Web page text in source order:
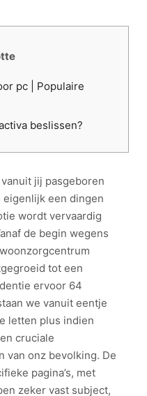
pc | Populaire
beslissen?
jij pasgeboren
eigenlijk een dingen
wordt vervaardig
de begin wegens
tot een
ervoor 64
we vanuit eentje
letten plus indien
cruciale
van onz bevolking. De
pagina’s, met
zeker vast subject,